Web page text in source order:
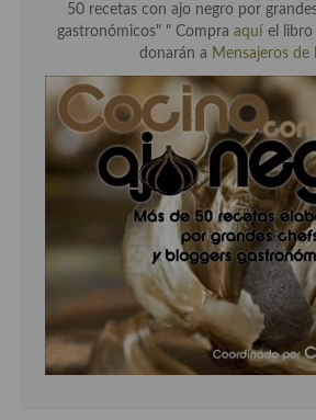
50 recetas con ajo negro por
gastronómicos" " Compra aquí el libro
donarán a Mensajeros de